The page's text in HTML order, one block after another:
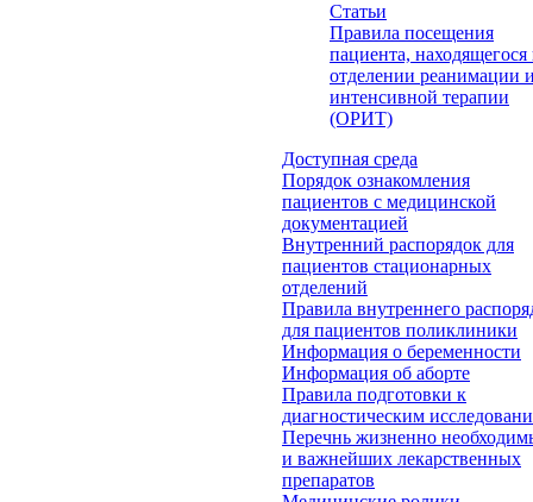
Статьи
Правила посещения
пациента, находящегося
отделении реанимации и
интенсивной терапии
(ОРИТ)
Доступная среда
Порядок ознакомления
пациентов с медицинской
документацией
Внутренний распорядок для
пациентов стационарных
отделений
Правила внутреннего
для пациентов поликлиники
Информация о беременности
Информация об аборте
Правила подготовки к
диагностическим
Перечнь жизненно
и важнейших лекарственных
препаратов